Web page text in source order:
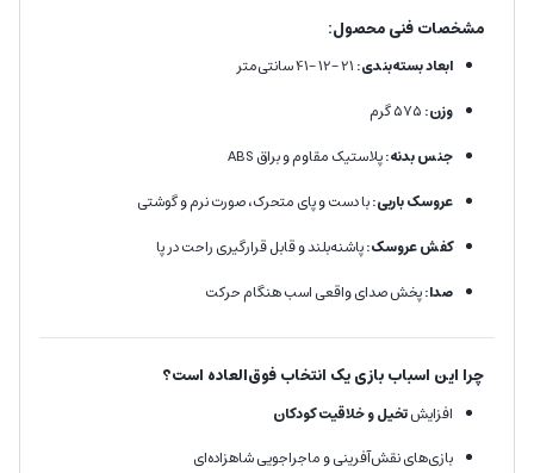
مشخصات فنی محصول:
ابعاد بسته‌بندی:
وزن:
جنس بدنه:پلاستیک مقاوم و براق ABS
عروسک باربی:با دست و پای متحرک، صورت نرم و گوشتی
کفش عروسک:پاشنه‌بلند و قابل قرارگیری راحت در پا
صدا:پخش صدای واقعی اسب هنگام حرکت
چرا این اسباب بازی یک انتخاب فوق‌العاده است؟
افزایشتخیل و خلاقیت کودکان
بازی‌های نقش‌آفرینی و ماجراجویی شاهزاده‌ای